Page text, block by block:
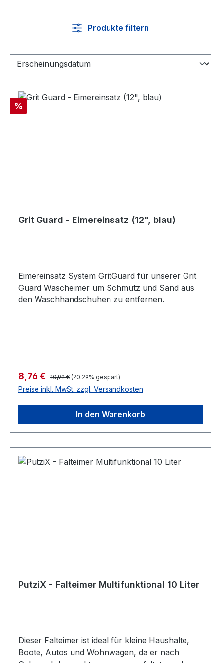
Produkte filtern
Rabatt
%
Grit Guard - Eimereinsatz (12", blau)
Eimereinsatz System GritGuard für unserer Grit
Guard Wascheimer um Schmutz und Sand aus
den Waschhandschuhen zu entfernen.
Verkaufspreis:
8,76 € Regulärer Preis:
10,99 € (20.29% gespart)
Preise inkl. MwSt. zzgl. Versandkosten
In den Warenkorb
PutziX - Falteimer Multifunktional 10 Liter
Dieser Falteimer ist ideal für kleine Haushalte,
Boote, Autos und Wohnwagen, da er nach